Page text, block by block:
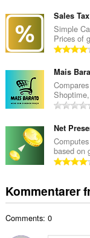
Sales
Simple
Prices of
Mais
Net
based on
Kommentarer
Comments: 0